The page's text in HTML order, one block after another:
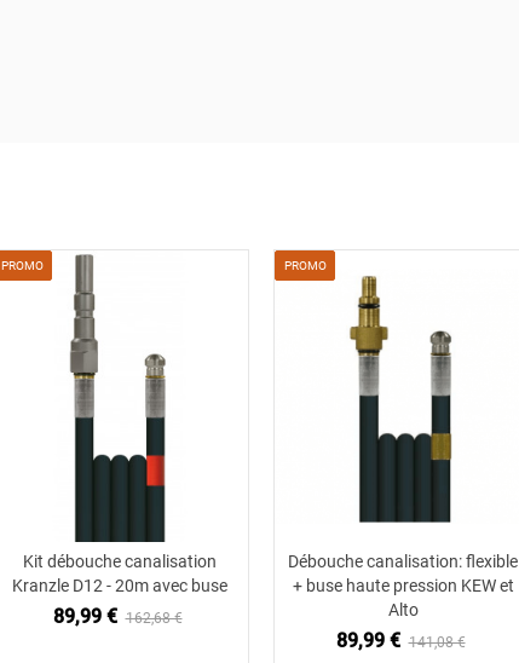
PROMO
Ajouter au panier
Kit débouche canalisation
Kranzle D12 - 20m avec buse
89,99 € 162,68 €
PROMO
Ajouter au panier
Débouche canalisation: flexible
+ buse haute pression KEW et
Alto
89,99 € 141,08 €